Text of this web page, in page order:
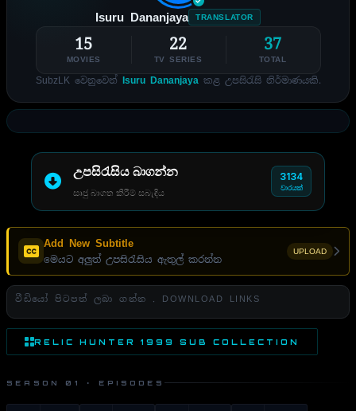
Isuru Dananjaya TRANSLATOR
15
MOVIES
22
TV SERIES
37
TOTAL
SubzLK වෙනුවෙන් Isuru Dananjayaකළ උපසිරැසි නිර්මාණයකි.
උපසිරැසිය බාගන්න
සෘජු බාගත කිරීම් සබැඳිය
3134
වාරයක්
Add New Subtitle
මෙයට අලුත් උපසිරැසිය ඇතුල් කරන්න
UPLOAD
වීඩියෝ පිටපත් ලබා ගන්න . DOWNLOAD LINKS
RELIC HUNTER 1999 SUB COLLECTION
SEASON 01 · EPISODES